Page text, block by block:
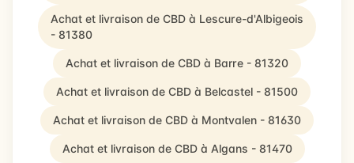
Achat et livraison de CBD à Lescure-d'Albigeois
- 81380
Achat et livraison de CBD à Barre - 81320
Achat et livraison de CBD à Belcastel - 81500
Achat et livraison de CBD à Montvalen - 81630
Achat et livraison de CBD à Algans - 81470